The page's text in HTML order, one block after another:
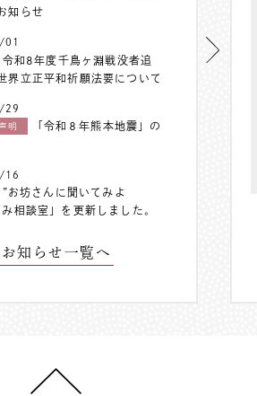
知らせ
01
令和8年度千鳥ヶ淵戦没者追
界立正平和祈願法要について
29
明
「令和８年熊本地震」の
16
”お坊さんに聞いてみよ
み相談室」を更新しました。
お知らせ一覧へ